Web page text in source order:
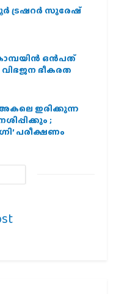
ട്രഷറർ സുരേഷ്
ഒന്‍പത്
ഭീകരത
അകലെ ഇരിക്കുന്ന
;
പരീക്ഷണം